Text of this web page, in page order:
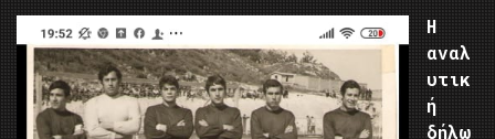
Η
αναλ
υτικ
ή
δήλω